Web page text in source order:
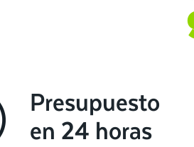
Presupuesto
en 24 horas